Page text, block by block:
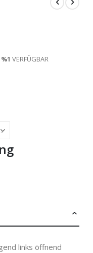
%1 VERFÜGBAR
links öffnend